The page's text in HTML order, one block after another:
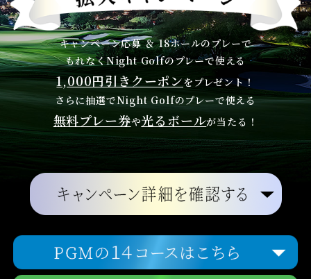
キャンペーン応募 ＆ 18ホールのプレーで
もれなくNight Golfのプレーで使える
1,000円引きクーポン をプレゼント！
さらに抽選でNight Golfのプレーで使える
無料プレー券や光るボールが当たる！